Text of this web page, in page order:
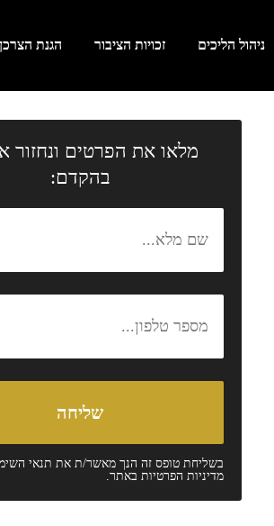
ניהול הליכים זכויות הציבור הגנת הצרכן
מלאו את הפרטים ונחזור
בהקדם:
בשליחת טופס זה הנך מאשר/ת את תנאי
מדיניות הפרטיותבאתר.